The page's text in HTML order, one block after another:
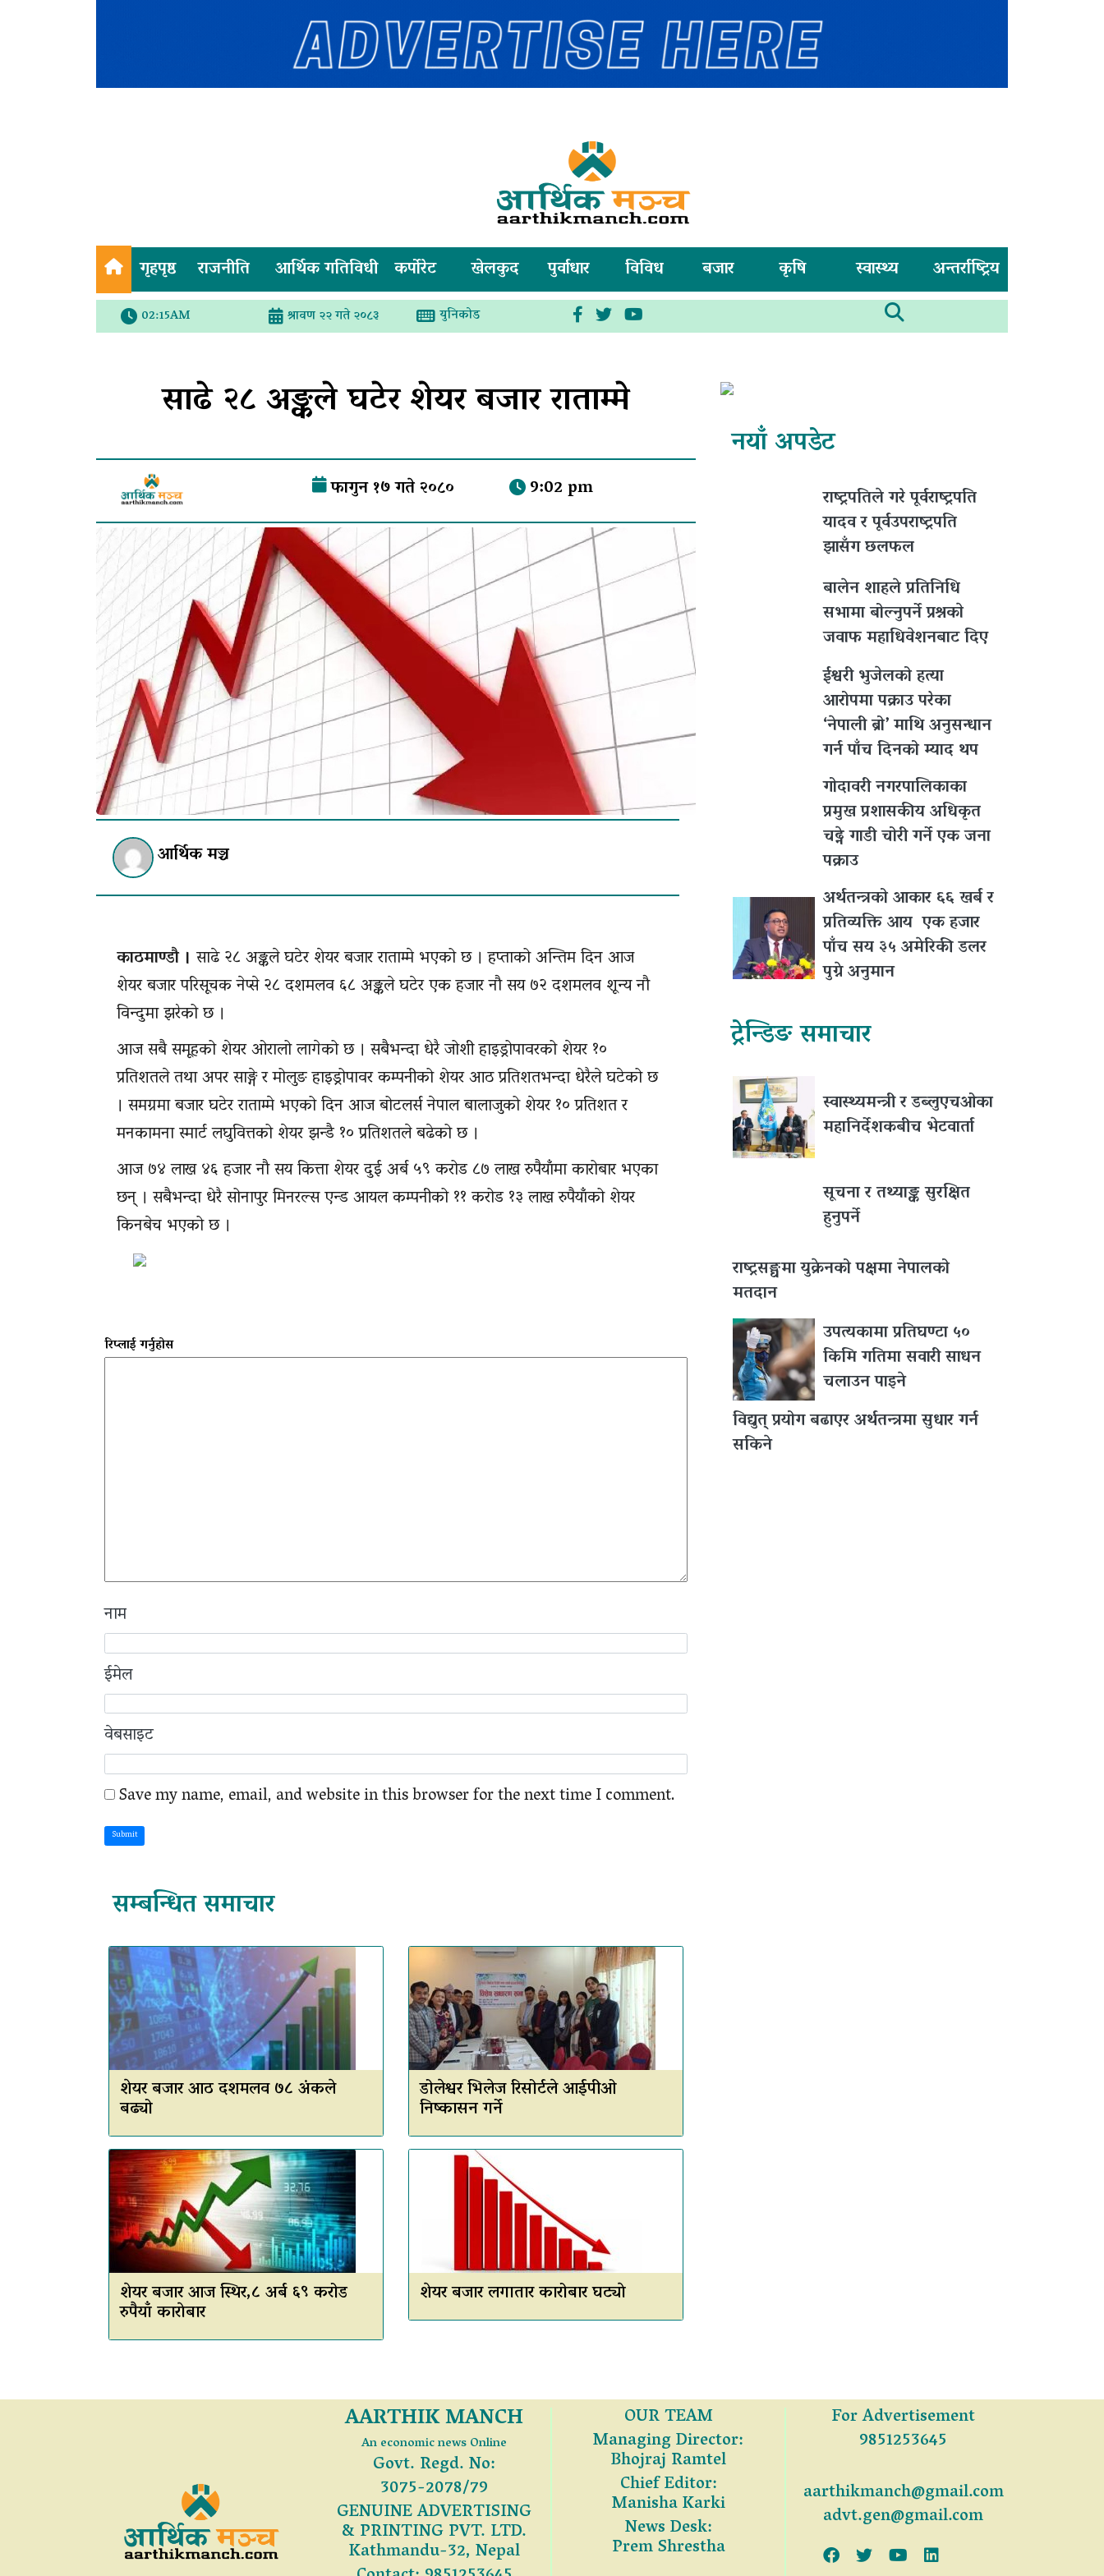
गृहपृष्ठ राजनीति आर्थिक गतिविधी कर्पोरेट खेलकुद पुर्वाधार विविध बजार कृषि स्वास्थ्य अन्तर्राष्ट्रिय
02:15AM श्रावण २२ गते २०८३ युनिकोड
साढे २८ अङ्कले घटेर शेयर बजार राताम्मे
फागुन १७ गते २०८० 9:02 pm
आर्थिक मञ्च
काठमाण्डौ । साढे २८ अङ्कले घटेर शेयर बजार राताम्मे भएको छ । हप्ताको अन्तिम दिन आज
शेयर बजार परिसूचक नेप्से २८ दशमलव ६८ अङ्कले घटेर एक हजार नौ सय ७२ दशमलव शून्य नौ
विन्दुमा झरेको छ ।
आज सबै समूहको शेयर ओरालो लागेको छ । सबैभन्दा धेरै जोशी हाइड्रोपावरको शेयर १०
प्रतिशतले तथा अपर साङ्गे र मोलुङ हाइड्रोपावर कम्पनीको शेयर आठ प्रतिशतभन्दा धेरैले घटेको छ
। समग्रमा बजार घटेर राताम्मे भएको दिन आज बोटलर्स नेपाल बालाजुको शेयर १० प्रतिशत र
मनकामना स्मार्ट लघुवित्तको शेयर झन्डै १० प्रतिशतले बढेको छ ।
आज ७४ लाख ४६ हजार नौ सय कित्ता शेयर दुई अर्ब ५९ करोड ८७ लाख रुपैयाँमा कारोबार भएका
छन् । सबैभन्दा धेरै सोनापुर मिनरल्स एन्ड आयल कम्पनीको ११ करोड १३ लाख रुपैयाँको शेयर
किनबेच भएको छ ।
रिप्लाई गर्नुहोस
नाम
ईमेल
वेबसाइट
Save my name, email, and website in this browser for the next time I comment.
Submit
सम्बन्धित समाचार
शेयर बजार आठ दशमलव ७८ अंकले
बढ्यो
डोलेश्वर भिलेज रिसोर्टले आईपीओ
निष्कासन गर्ने
शेयर बजार आज स्थिर,८ अर्ब ६९ करोड
रुपैयाँ काराेबार
शेयर बजार लगातार कारोबार घट्याे
नयाँ अपडेट
राष्ट्रपतिले गरे पूर्वराष्ट्रपति
यादव र पूर्वउपराष्ट्रपति
झासँग छलफल
बालेन शाहले प्रतिनिधि
सभामा बोल्नुपर्ने प्रश्नकाे
जवाफ महाधिवेशनबाट दिए
ईश्वरी भुजेलको हत्या
आरोपमा पक्राउ परेका
‘नेपाली ब्रो’ माथि अनुसन्धान
गर्न पाँच दिनको म्याद थप
गोदावरी नगरपालिकाका
प्रमुख प्रशासकीय अधिकृत
चढ्ने गाडी चोरी गर्ने एक जना
पक्राउ
अर्थतन्त्रको आकार ६६ खर्ब र
प्रतिव्यक्ति आय एक हजार
पाँच सय ३५ अमेरिकी डलर
पुग्ने अनुमान
ट्रेन्डिङ समाचार
स्वास्थ्यमन्त्री र डब्लुएचओका
महानिर्देशकबीच भेटवार्ता
सूचना र तथ्याङ्क सुरक्षित
हुनुपर्ने
राष्ट्रसङ्घमा युक्रेनको पक्षमा नेपालको
मतदान
उपत्यकामा प्रतिघण्टा ५०
किमि गतिमा सवारी साधन
चलाउन पाइने
विद्युत् प्रयोग बढाएर अर्थतन्त्रमा सुधार गर्न
सकिने
AARTHIK MANCH
An economic news Online
Govt. Regd. No:
3075-2078/79
GENUINE ADVERTISING
& PRINTING PVT. LTD.
Kathmandu-32, Nepal
OUR TEAM
Managing Director:
Bhojraj Ramtel
Chief Editor:
Manisha Karki
News Desk:
Prem Shrestha
For Advertisement
9851253645
aarthikmanch@gmail.com
advt.gen@gmail.com